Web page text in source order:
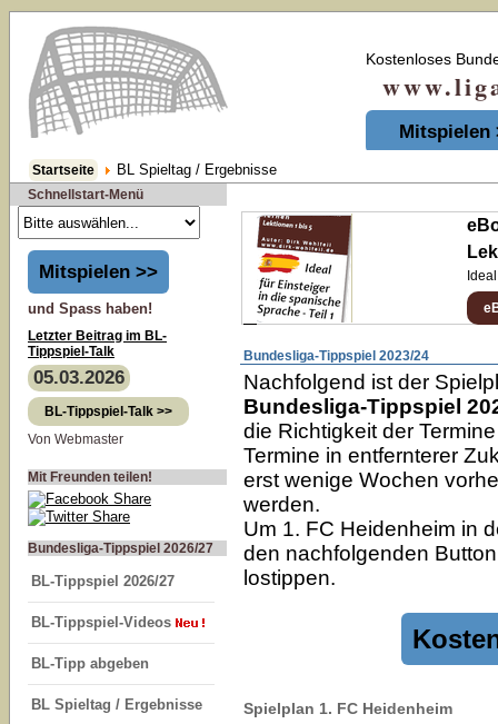
Startseite BL Spieltag / Ergebnisse
Kostenloses
Mitspielen
Schnellstart-Menü
Mitspielen >>
und Spass haben!
Letzter Beitrag im BL-
Tippspiel-Talk
05.03.2026
BL-Tippspiel-Talk >>
Von Webmaster
Mit Freunden teilen!
Bundesliga-Tippspiel 2026/27
BL-Tippspiel 2026/27
BL-Tippspiel-Videos
BL-Tipp abgeben
BL Spieltag / Ergebnisse
Bundesliga-Tippspiel 2023/24
Nachfolgend ist der
Bundesliga-Tippspiel
die Richtigkeit der
Termine in entfernterer
erst wenige Wochen
werden.
Um 1. FC Heidenheim in
den nachfolgenden
lostippen.
Spielplan 1. FC Heidenheim